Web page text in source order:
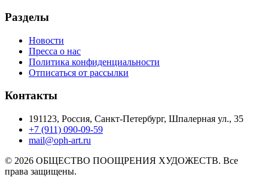
Разделы
Новости
Пресса о нас
Политика конфиденциальности
Отписаться от рассылки
Контакты
191123, Россия, Санкт-Петербург, Шпалерная ул., 35
+7 (911) 090-09-59
mail@oph-art.ru
© 2026 ОБЩЕСТВО ПООЩРЕНИЯ ХУДОЖЕСТВ. Все
права защищены.